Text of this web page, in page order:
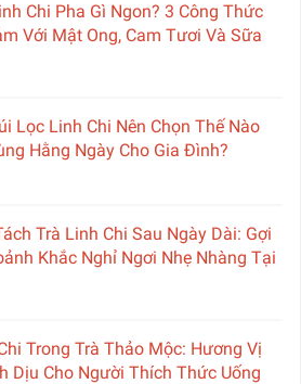
Chi Pha Gì Ngon? 3 Công Thức
Với Mật Ong, Cam Tươi Và Sữa
Lọc Linh Chi Nên Chọn Thế Nào
Hằng Ngày Cho Gia Đình?
Trà Linh Chi Sau Ngày Dài: Gợi
Khắc Nghỉ Ngơi Nhẹ Nhàng Tại
Trong Trà Thảo Mộc: Hương Vị
Dịu Cho Người Thích Thức Uống